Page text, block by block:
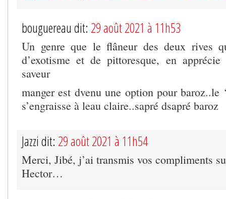
bouguereau dit: 29 août 2021 à 11h53
Un genre que le flâneur des deux rives
d’exotisme et de pittoresque, en
saveur
manger est dvenu une option pour baroz..le
s’engraisse à leau claire..sapré dsapré baroz
Jazzi dit: 29 août 2021 à 11h54
Merci, Jibé, j’ai transmis vos compliments
Hector…